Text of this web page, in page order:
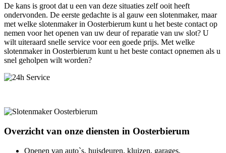
De kans is groot dat u een van deze situaties zelf ooit heeft
ondervonden. De eerste gedachte is al gauw een slotenmaker, maar
met welke slotenmaker in Oosterbierum kunt u het beste contact op
nemen voor het openen van uw deur of reparatie van uw slot? U
wilt uiteraard snelle service voor een goede prijs. Met welke
slotenmaker in Oosterbierum kunt u het beste contact opnemen als u
snel geholpen wilt worden?
Overzicht van onze diensten in Oosterbierum
Openen van auto`s, huisdeuren, kluizen, garages,